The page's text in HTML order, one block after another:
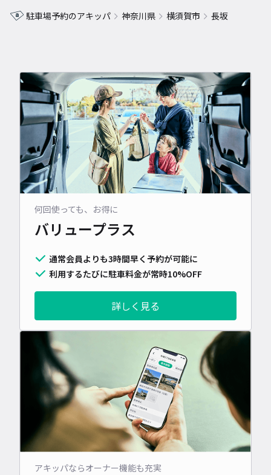
駐車場予約のアキッパ 神奈川県 横須賀市 長坂
何回使っても、お得に
バリュープラス
通常会員よりも3時間早く予約が可能に
利用するたびに駐車料金が常時10%OFF
詳しく見る
アキッパならオーナー機能も充実